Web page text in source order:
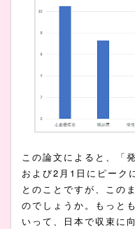
この論文によると、「
および2月1日にピーク
とのことですが、この
のでしょうか。もっと
いって、日本で収束に